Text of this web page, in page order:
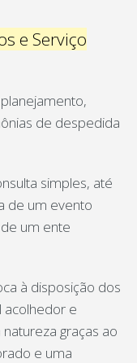
e Serviço
de despedida
simples, até
de um evento
um ente
à disposição dos
acolhedor e
graças ao
e uma